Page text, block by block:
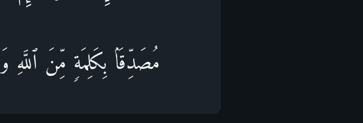
مُصَدِّقَۢا بِكَلِمَةࣲ مِّنَ ٱللَّهِ